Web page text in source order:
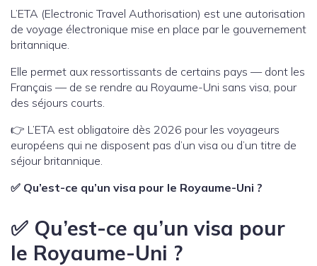
L’ETA (Electronic Travel Authorisation) est une autorisation
de voyage électronique mise en place par le gouvernement
britannique.
Elle permet aux ressortissants de certains pays — dont les
Français — de se rendre au Royaume-Uni sans visa, pour
des séjours courts.
👉 L’ETA est obligatoire dès 2026 pour les voyageurs
européens qui ne disposent pas d’un visa ou d’un titre de
séjour britannique.
✅ Qu’est-ce qu’un visa pour le Royaume-Uni ?
✅ Qu’est-ce qu’un visa pour
le Royaume-Uni ?